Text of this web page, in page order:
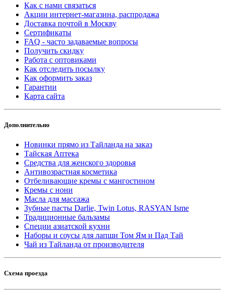
Как с нами связаться
Акции интернет-магазина, распродажа
Доставка почтой в Москву
Сертификаты
FAQ - часто задаваемые вопросы
Получить скидку
Работа с оптовиками
Как отследить посылку
Как оформить заказ
Гарантии
Карта сайта
Дополнительно
Новинки прямо из Тайланда на заказ
Тайская Аптека
Средства для женского здоровья
Антивозрастная косметика
Отбеливающие кремы с мангостином
Кремы с нони
Масла для массажа
Зубные пасты Darlie, Twin Lotus, RASYAN Isme
Традиционные бальзамы
Специи азиатской кухни
Наборы и соусы для лапши Том Ям и Пад Тай
Чай из Тайланда от производителя
Схема проезда